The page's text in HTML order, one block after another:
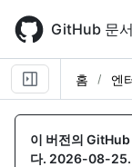
main
content
GitHub 문서
홈 엔
이 버전의
다. 2026-08-25.